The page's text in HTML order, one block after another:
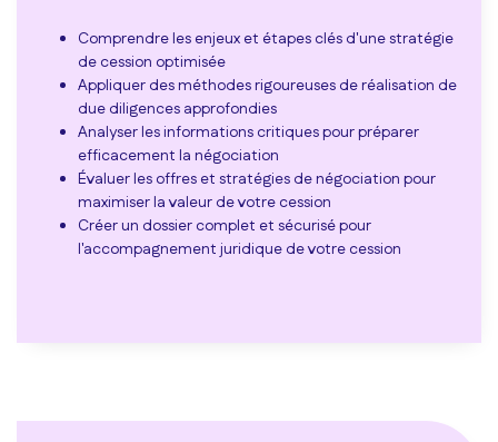
Comprendre les enjeux et étapes clés d'une stratégie
de cession optimisée
Appliquer des méthodes rigoureuses de réalisation de
due diligences approfondies
Analyser les informations critiques pour préparer
efficacement la négociation
Évaluer les offres et stratégies de négociation pour
maximiser la valeur de votre cession
Créer un dossier complet et sécurisé pour
l'accompagnement juridique de votre cession